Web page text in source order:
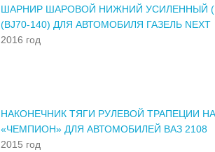
ШАРНИР ШАРОВОЙ НИЖНИЙ УСИЛЕННЫЙ
(BJ70-140) ДЛЯ АВТОМОБИЛЯ ГАЗЕЛЬ NEXT
2016 год
НАКОНЕЧНИК ТЯГИ РУЛЕВОЙ ТРАПЕЦИИ
«ЧЕМПИОН» ДЛЯ АВТОМОБИЛЕЙ ВАЗ 2108
2015 год